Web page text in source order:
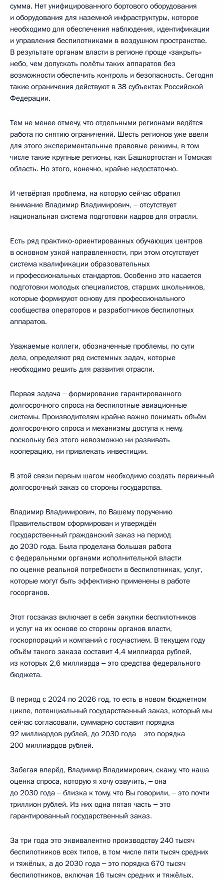
сумма. Нет унифицированного бортового оборудования
и оборудования для наземной инфраструктуры, которое
необходимо для обеспечения наблюдения, идентификации
и управления беспилотниками в воздушном пространстве.
В результате органам власти в регионе проще «закрыть»
небо, чем допускать полёты таких аппаратов без
возможности обеспечить контроль и безопасность. Сегодня
такие ограничения действуют в 38 субъектах Российской
Федерации.
Тем не менее отмечу, что отдельными регионами ведётся
работа по снятию ограничений. Шесть регионов уже ввели
для этого экспериментальные правовые режимы, в том
числе такие крупные регионы, как Башкортостан и Томская
область. Но этого, конечно, крайне недостаточно.
И четвёртая проблема, на которую сейчас обратил
внимание Владимир Владимирович, ‒ отсутствует
национальная система подготовки кадров для отрасли.
Есть ряд практико-ориентированных обучающих центров
в основном узкой направленности, при этом отсутствует
система квалификации образовательных
и профессиональных стандартов. Особенно это касается
подготовки молодых специалистов, старших школьников,
которые формируют основу для профессионального
сообщества операторов и разработчиков беспилотных
аппаратов.
Уважаемые коллеги, обозначенные проблемы, по сути
дела, определяют ряд системных задач, которые
необходимо решить для развития отрасли.
Первая задача ‒ формирование гарантированного
долгосрочного спроса на беспилотные авиационные
системы. Производителям крайне важно понимать объём
долгосрочного спроса и механизмы доступа к нему,
поскольку без этого невозможно ни развивать
кооперацию, ни привлекать инвестиции.
В этой связи первым шагом необходимо создать первичный
долгосрочный заказ со стороны государства.
Владимир Владимирович, по Вашему поручению
Правительством сформирован и утверждён
государственный гражданский заказ на период
до 2030 года. Была проделана большая работа
с федеральными органами исполнительной власти
по оценке реальной потребности в беспилотниках, услуг,
которые могут быть эффективно применены в работе
госорганов.
Этот госзаказ включает в себя закупки беспилотников
и услуг на их основе со стороны органов власти,
госкорпораций и компаний с госучастием. В текущем году
объём такого заказа составит 4,4 миллиарда рублей,
из которых 2,6 миллиарда ‒ это средства федерального
бюджета.
В период с 2024 по 2026 год, то есть в новом бюджетном
цикле, потенциальный государственный заказ, который мы
сейчас согласовали, суммарно составит порядка
92 миллиардов рублей, до 2030 года ‒ это порядка
200 миллиардов рублей.
Забегая вперёд, Владимир Владимирович, скажу, что наша
оценка спроса, которую я хочу озвучить, ‒ она
до 2030 года ‒ близка к тому, что Вы говорили, ‒ это почти
триллион рублей. Из них одна пятая часть ‒ это
гарантированный государственный заказ.
За три года это эквивалентно производству 240 тысяч
беспилотников всех типов, в том числе пяти тысяч средних
и тяжёлых, а до 2030 года ‒ это порядка 670 тысяч
беспилотников, включая 16 тысяч средних и тяжёлых.